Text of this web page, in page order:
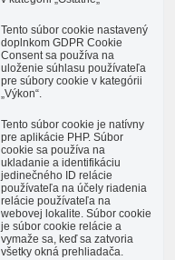
Tento súbor cookie nastavený
doplnkom GDPR Cookie
Consent sa používa na
uloženie súhlasu používateľa
pre súbory cookie v kategórii
„Výkon“.
Tento súbor cookie je natívny
pre aplikácie PHP. Súbor
cookie sa používa na
ukladanie a identifikáciu
jedinečného ID relácie
používateľa na účely riadenia
relácie používateľa na
webovej lokalite. Súbor cookie
je súbor cookie relácie a
vymaže sa, keď sa zatvoria
všetky okná prehliadača.